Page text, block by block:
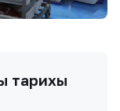
тарихы